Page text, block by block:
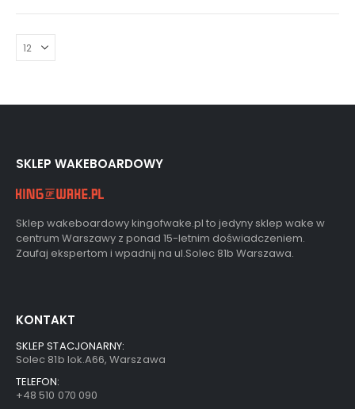
SKLEP WAKEBOARDOWY
Sklep wakeboardowy kingofwake.pl to jedyny sklep wake w
centrum Warszawy z ponad 15-letnim doświadczeniem.
Zaufaj ekspertom i wpadnij na ul.Solec 81b Warszawa.
KONTAKT
SKLEP STACJONARNY:
Solec 81b lok.A66, Warszawa
TELEFON:
+48 510 070 090